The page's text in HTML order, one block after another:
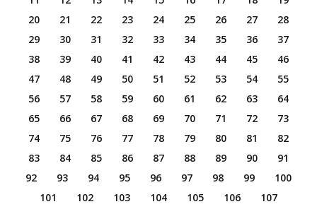
20
21 22 23 24 25 26 27
28
29
30 31 32 33 34 35 36
37
38
39 40 41 42 43 44 45
46
47
48 49 50 51 52 53 54
55
56
57 58 59 60 61 62 63
64
65
66 67 68 69 70 71 72
73
74
75 76 77 78 79 80 81
82
83
84 85 86 87 88 89 90
91
92
93 94 95 96 97 98 99
100
101
102 103 104 105 106
107